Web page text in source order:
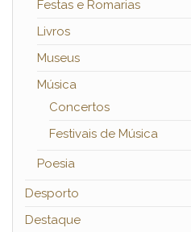
Festas e Romarias
Livros
Museus
Música
Concertos
Festivais de Música
Poesia
Desporto
Destaque